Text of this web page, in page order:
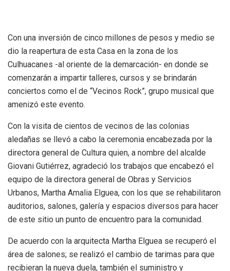
Con una inversión de cinco millones de pesos y medio se
dio la reapertura de esta Casa en la zona de los
Culhuacanes -al oriente de la demarcación- en donde se
comenzarán a impartir talleres, cursos y se brindarán
conciertos como el de “Vecinos Rock”, grupo musical que
amenizó este evento.
Con la visita de cientos de vecinos de las colonias
aledañas se llevó a cabo la ceremonia encabezada por la
directora general de Cultura quien, a nombre del alcalde
Giovani Gutiérrez, agradeció los trabajos que encabezó el
equipo de la directora general de Obras y Servicios
Urbanos, Martha Amalia Elguea, con los que se rehabilitaron
auditorios, salones, galería y espacios diversos para hacer
de este sitio un punto de encuentro para la comunidad.
De acuerdo con la arquitecta Martha Elguea se recuperó el
área de salones; se realizó el cambio de tarimas para que
recibieran la nueva duela, también el suministro y